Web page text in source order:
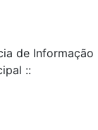
de Informação
::